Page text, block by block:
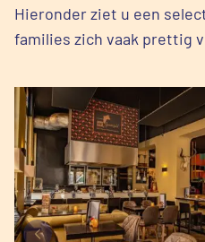
Hieronder ziet u een
families zich vaak prettig